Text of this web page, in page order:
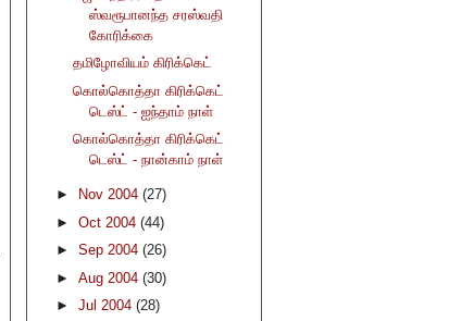
ஸ்வரூபானந்த சரஸ்வதி
கோரிக்கை
தமிழோவியம் கிரிக்கெட்
கொல்கொத்தா கிரிக்கெட்
டெஸ்ட் - ஐந்தாம் நாள்
கொல்கொத்தா கிரிக்கெட்
டெஸ்ட் - நான்காம் நாள்
► Nov 2004 (27)
► Oct 2004 (44)
► Sep 2004 (26)
► Aug 2004 (30)
► Jul 2004 (28)